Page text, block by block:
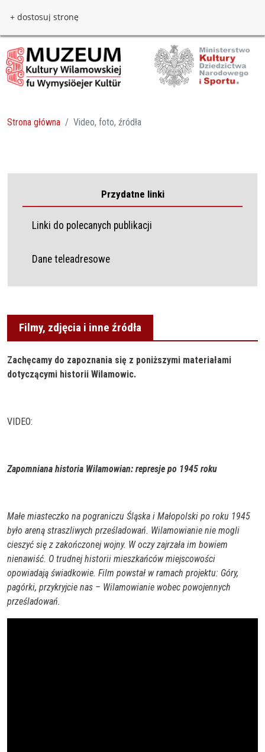
+ dostosuj stronę
Strona główna Video, foto, źródła
Filmy, zdjęcia i inne źródła
Zachęcamy do zapoznania się z poniższymi materiałami
dotyczącymi historii Wilamowic.
VIDEO:
Zapomniana historia Wilamowian: represje po 1945 roku
Małe miasteczko na pograniczu Śląska i Małopolski po roku 1945
było areną straszliwych prześladowań. Wilamowianie nie mogli
cieszyć się z zakończonej wojny. W oczy zajrzała im bowiem
nienawiść. O trudnej historii mieszkańców miejscowości
opowiadają świadkowie. Film powstał w ramach projektu: Góry,
pagórki, przykryjcie nas – Wilamowianie wobec powojennych
prześladowań.
Przydatne linki
Linki do polecanych publikacji
Dane teleadresowe